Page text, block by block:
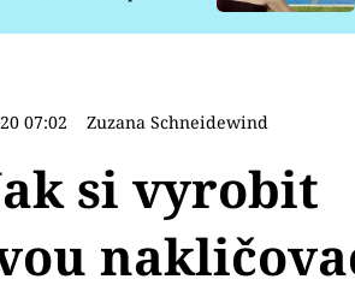
07:02 Zuzana Schneidewind
si vyrobit